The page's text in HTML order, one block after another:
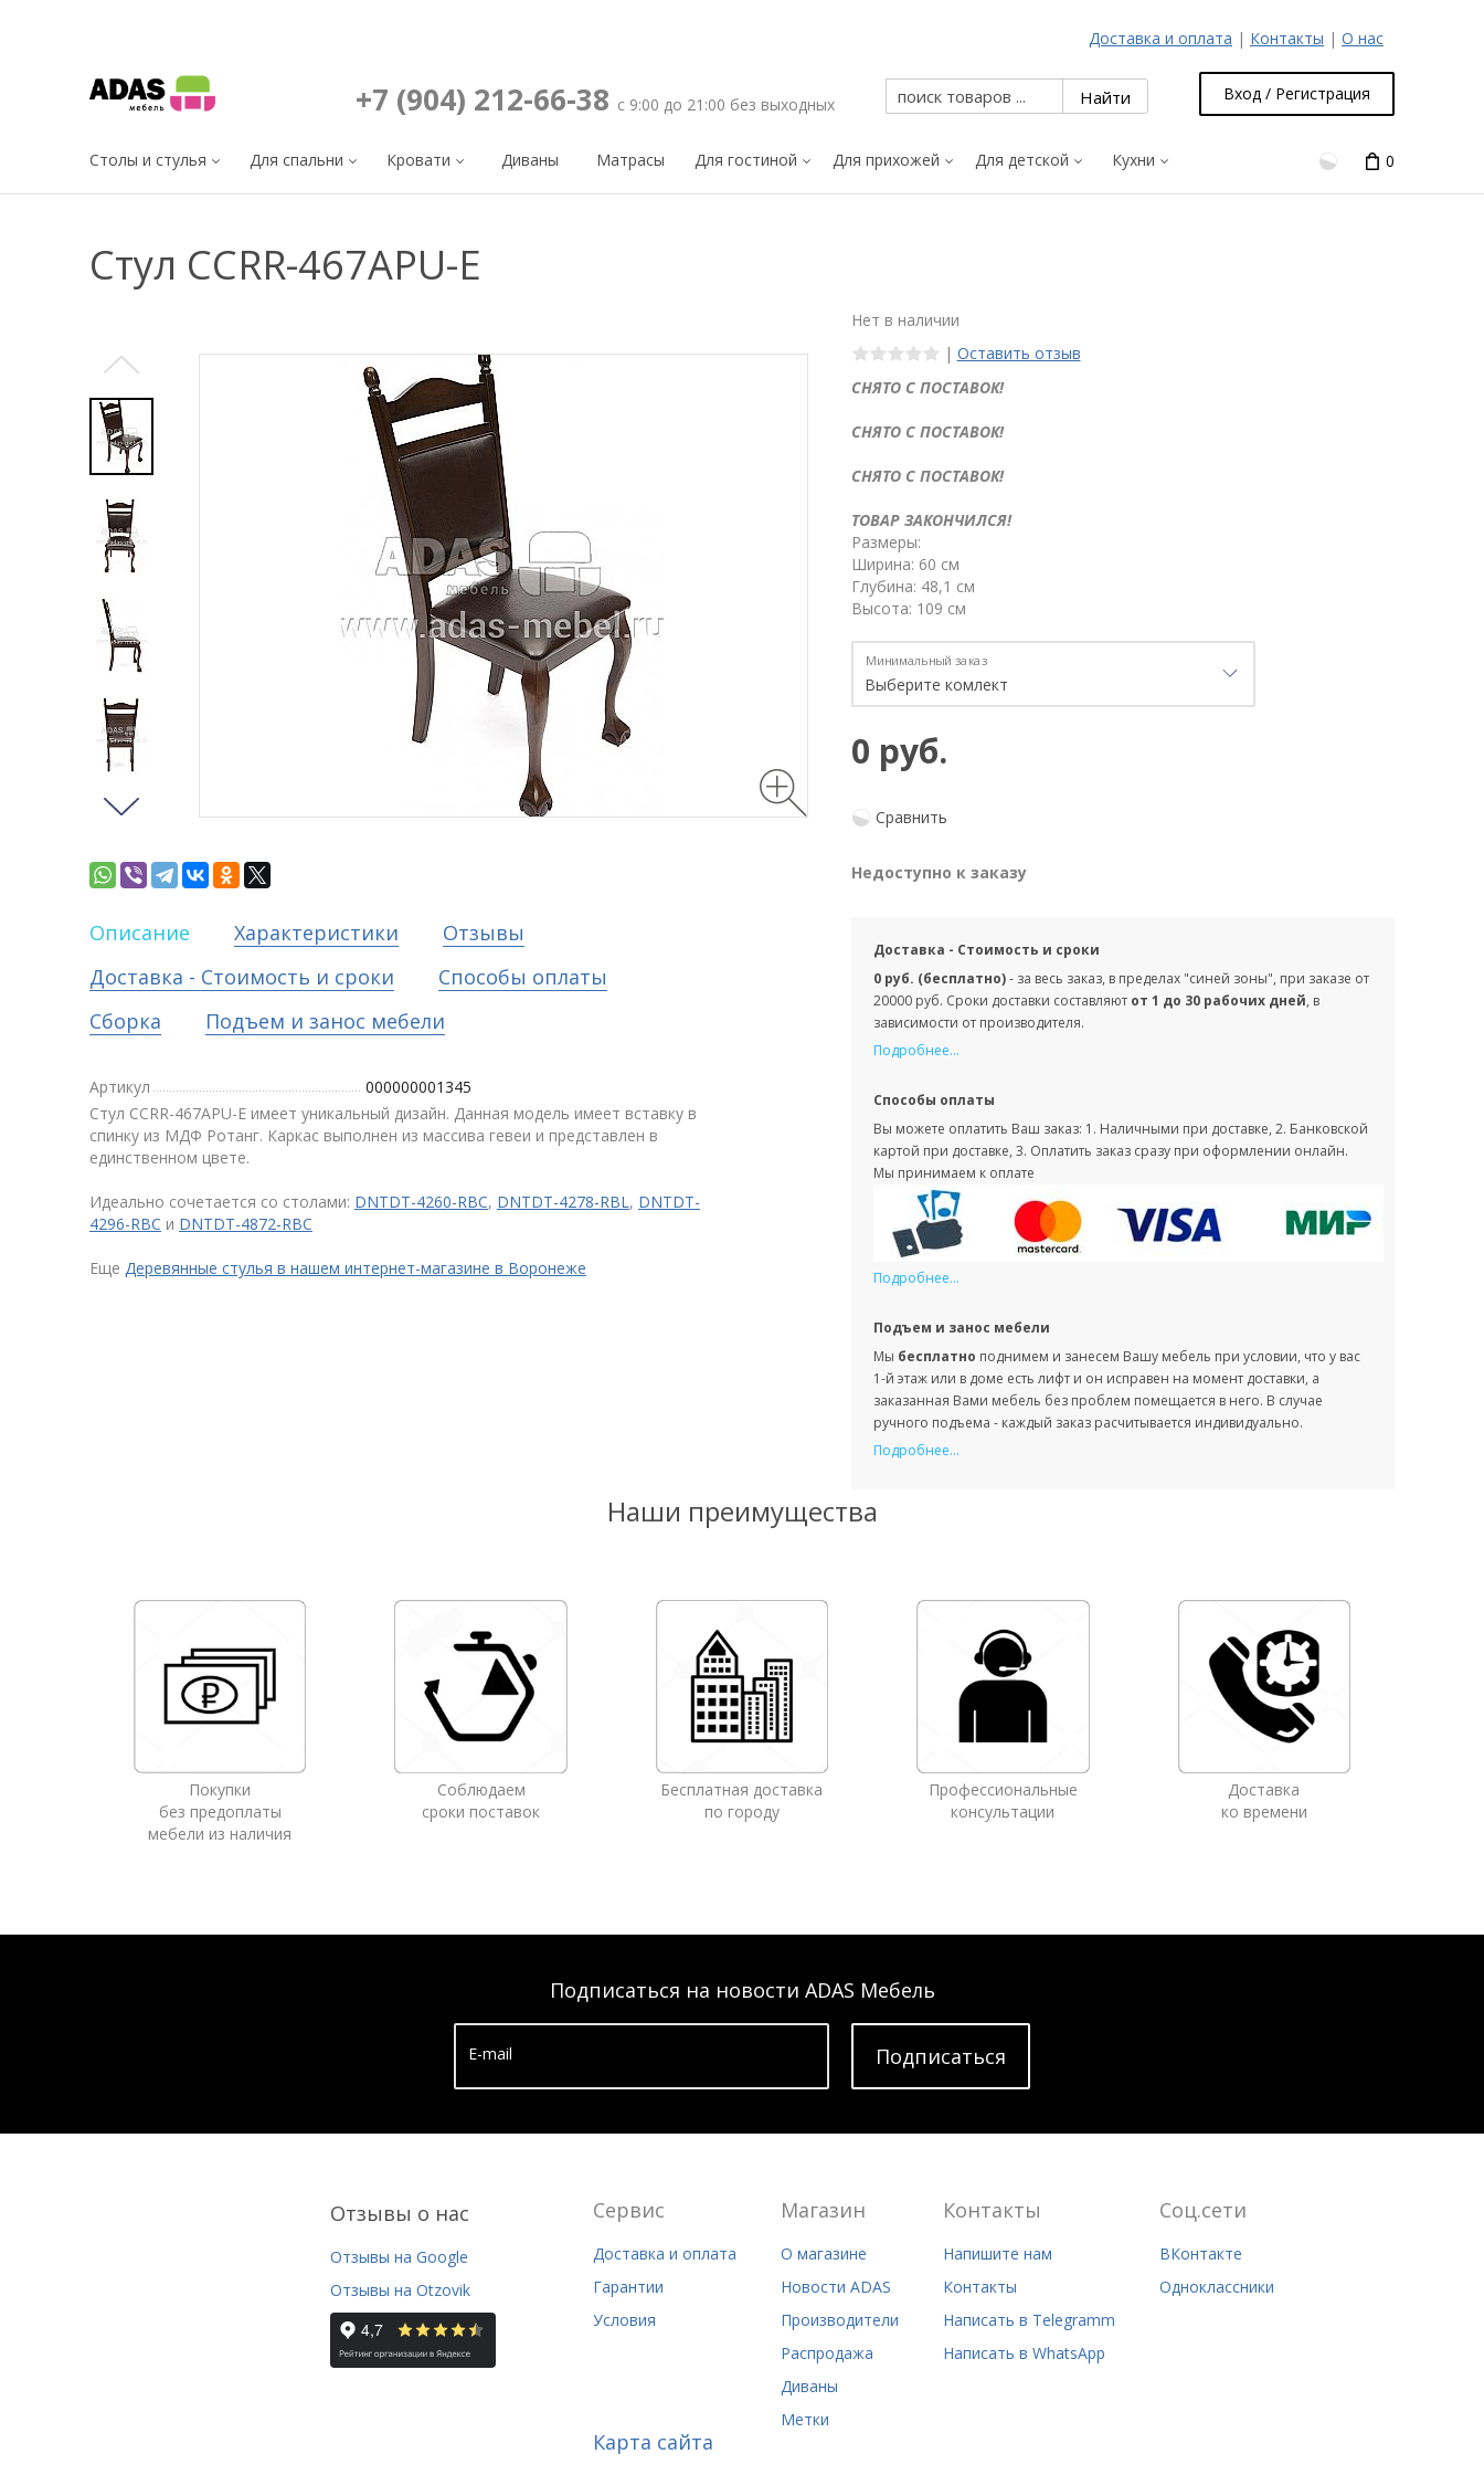
Доставка и оплата | Контакты | О нас
+7 (904) 212-66-38 с 9:00 до 21:00 без выходных
Вход / Регистрация
Столы и стулья Для спальни Кровати Диваны Матрасы Для гостиной Для прихожей Для детской Кухни 0
Стул CCRR-467APU-E
Нет в наличии
| Оставить отзыв
СНЯТО С ПОСТАВОК!
СНЯТО С ПОСТАВОК!
СНЯТО С ПОСТАВОК!
ТОВАР ЗАКОНЧИЛСЯ!
Размеры:
Ширина: 60 см
Глубина: 48,1 см
Высота: 109 см
Минимальный заказ
0 руб.
Сравнить
Недоступно к заказу
Доставка - Стоимость и сроки
0 руб. (бесплатно)- за весь заказ, в пределах "синей зоны", при заказе от
20000 руб. Сроки доставки составляют от 1 до 30 рабочих дней, в
зависимости от производителя.
Подробнее...
Способы оплаты
Вы можете оплатить Ваш заказ: 1. Наличными при доставке, 2. Банковской
картой при доставке, 3. Оплатить заказ сразу при оформлении онлайн.
Мы принимаем к оплате
Подробнее...
Подъем и занос мебели
Мы бесплатно поднимем и занесем Вашу мебель при условии, что у вас
1-й этаж или в доме есть лифт и он исправен на момент доставки, а
заказанная Вами мебель без проблем помещается в него. В случае
ручного подъема - каждый заказ расчитывается индивидуально.
Подробнее...
Описание Характеристики
Отзывы
Доставка - Стоимость и сроки
Способы оплаты
Сборка
Подъем и занос мебели
Артикул
000000001345
Стул CCRR-467APU-E имеет уникальный дизайн. Данная модель имеет вставку в
спинку из МДФ Ротанг. Каркас выполнен из массива гевеи и представлен в
единственном цвете.
Идеально сочетается со столами: DNTDT-4260-RBC, DNTDT-4278-RBL, DNTDT-
4296-RBC и DNTDT-4872-RBC
Еще Деревянные стулья в нашем интернет-магазине в Воронеже
Наши преимущества
Покупки
без предоплаты
мебели из наличия
Соблюдаем
сроки поставок
Бесплатная доставка
по городу
Профессиональные
консультации
Доставка
ко времени
Подписаться на новости ADAS Мебель
E-mail Подписатьcя
Отзывы о нас
Отзывы на Google
Отзывы на Otzovik
Сервис
Доставка и оплата
Гарантии
Условия
Магазин
О магазине
Новости ADAS
Производители
Распродажа
Диваны
Метки
Контакты
Напишите нам
Контакты
Написать в Telegramm
Написать в WhatsApp
Соц.сети
ВКонтакте
Одноклассники
Карта сайта